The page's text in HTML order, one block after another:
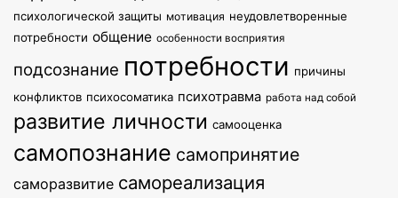
психологической защиты мотивация неудовлетворенные
потребности общение особенности восприятия
подсознание потребности причины
конфликтов психосоматика психотравма работа над собой
развитие личности самооценка
самопознание самопринятие
саморазвитие самореализация